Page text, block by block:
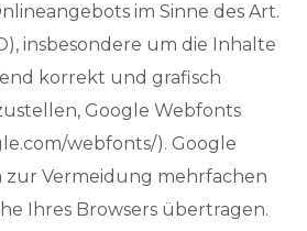
im Sinne des Art.
insbesondere um die Inhalte
korrekt und grafisch
Google Webfonts
webfonts/). Google
Vermeidung mehrfachen
Ihres Browsers übertragen.